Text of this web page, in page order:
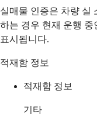
실매물 인증은 차량 실
하는 경우 현재 운행 중
표시됩니다.
적재함 정보
적재함 정보
기타